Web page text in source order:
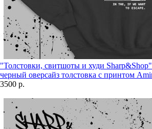
"Толстовки, свитшоты и худи
черный оверсайз толстовка с принтом
3500 р.